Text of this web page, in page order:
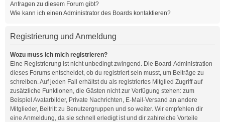
Anfragen zu diesem Forum gibt?
Wie kann ich einen Administrator des Boards kontaktieren?
Registrierung und Anmeldung
Wozu muss ich mich registrieren?
Eine Registrierung ist nicht unbedingt zwingend. Die Board-Administration
dieses Forums entscheidet, ob du registriert sein musst, um Beiträge zu
schreiben. Auf jeden Fall erhältst du als registriertes Mitglied Zugriff auf
zusätzliche Funktionen, die Gästen nicht zur Verfügung stehen: zum
Beispiel Avatarbilder, Private Nachrichten, E-Mail-Versand an andere
Mitglieder, Beitritt zu Benutzergruppen und so weiter. Wir empfehlen dir
eine Anmeldung, da sie schnell erledigt ist und dir zahlreiche Vorteile